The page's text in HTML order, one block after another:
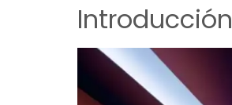
Introducción